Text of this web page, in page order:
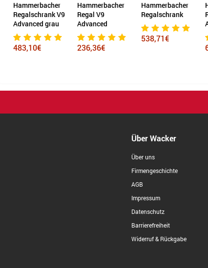
Hammerbacher
Regal V9
Advanced
236,36€
Hammerbacher
Regalschrank
538,71€
Hammerbacher
Regalschrank V9
Advanced graphit
Über Wacker
Über uns
Firmengeschichte
AGB
Impressum
Datenschutz
Barrierefreiheit
Widerruf & Rückgabe